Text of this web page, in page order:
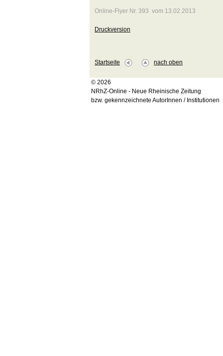
Online-Flyer Nr. 393 vom 13.02.2013
Druckversion
Startseite nach oben
© 2026
NRhZ-Online - Neue Rheinische Zeitung
bzw. gekennzeichnete AutorInnen / Institutionen